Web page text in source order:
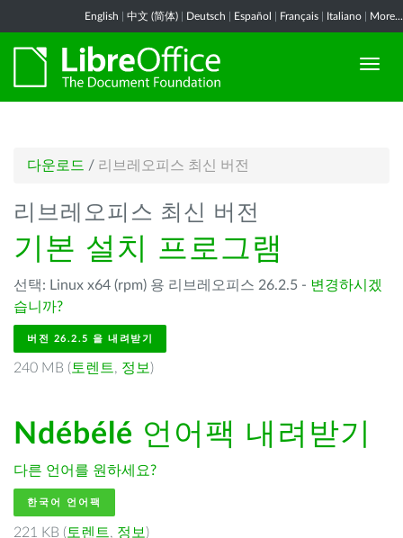
English 中文 (简体) Deutsch Español Français Italiano More...
다운로드 / 리브레오피스 최신 버전
리브레오피스 최신 버전
기본 설치 프로그램
선택: Linux x64 (rpm) 용 리브레오피스 26.2.5 - 변경하시겠
습니까?
버전 26.2.5 을 내려받기
240 MB ( 토렌트, 정보 )
Ndébélé 언어팩 내려받기
다른 언어를 원하세요?
한국어 언어팩
221 KB ( 토렌트, 정보 )